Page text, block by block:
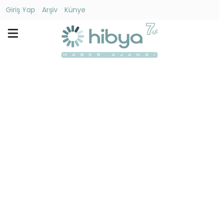
Giriş Yap Arşiv
Künye